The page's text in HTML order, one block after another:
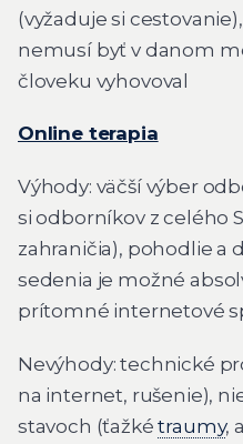
(vyžaduje si
nemusí byť v danom
človeku vyhovoval
Online terapia
Výhody: väčší výber
si odborníkov z celého
zahraničia), pohodlie a
sedenia je možné
prítomné internetové
Nevýhody: technické
na internet, rušenie),
stavoch (ťažkétraumy,